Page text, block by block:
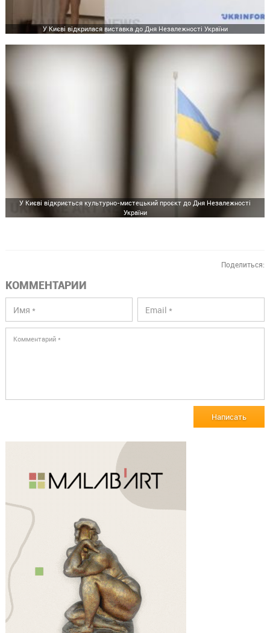
У Києві відкрилася виставка до Дня Незалежності України
У Києві відкриється культурно-мистецький проєкт до Дня Незалежності
України
Поделиться:
КОММЕНТАРИИ
Написать